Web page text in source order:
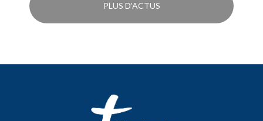
PLUS D'ACTUS